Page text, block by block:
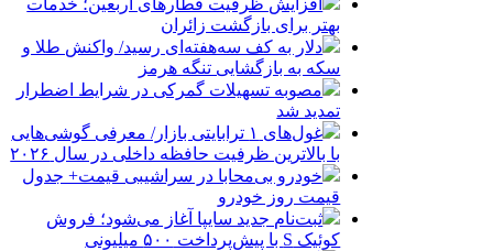
افزایش ظرفیت قطارهای اربعین؛ خدمات
بهتر برای بازگشت زائران
دلار به کف سه‌هفته‌ای رسید/ واکنش طلا و
سکه به بازگشایی تنگه هرمز
مصوبه تسهیلات گمرکی در شرایط اضطرار
تمدید شد
غول‌های ۱ ترابایتی بازار/ معرفی گوشی‌هایی
با بالاترین ظرفیت حافظه داخلی در سال ۲۰۲۶
خودرو بی‌محابا در سراشیبی قیمت+ جدول
قیمت روز خودرو
ثبت‌نام جدید سایپا آغاز می‌شود؛ فروش
کوئیک S با پیش‌پرداخت ۵۰۰ میلیونی